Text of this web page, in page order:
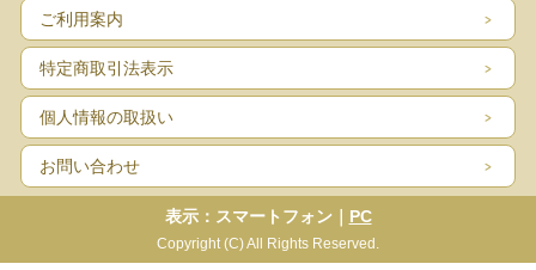
ご利用案内
特定商取引法表示
個人情報の取扱い
お問い合わせ
表示：スマートフォン｜ PC
Copyright (C) All Rights Reserved.